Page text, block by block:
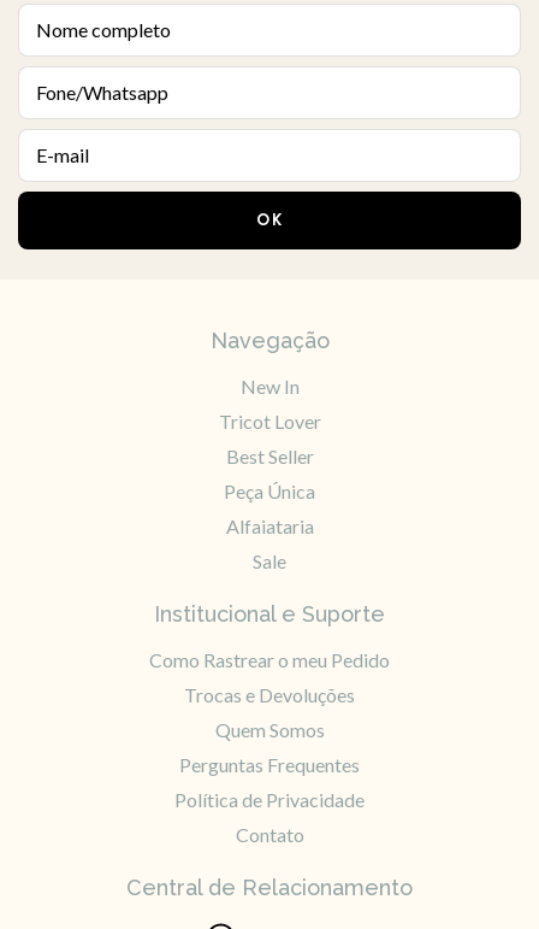
Navegação
New In
Tricot Lover
Best Seller
Peça Única
Alfaiataria
Sale
Institucional e Suporte
Como Rastrear o meu Pedido
Trocas e Devoluções
Quem Somos
Perguntas Frequentes
Política de Privacidade
Contato
Central de Relacionamento